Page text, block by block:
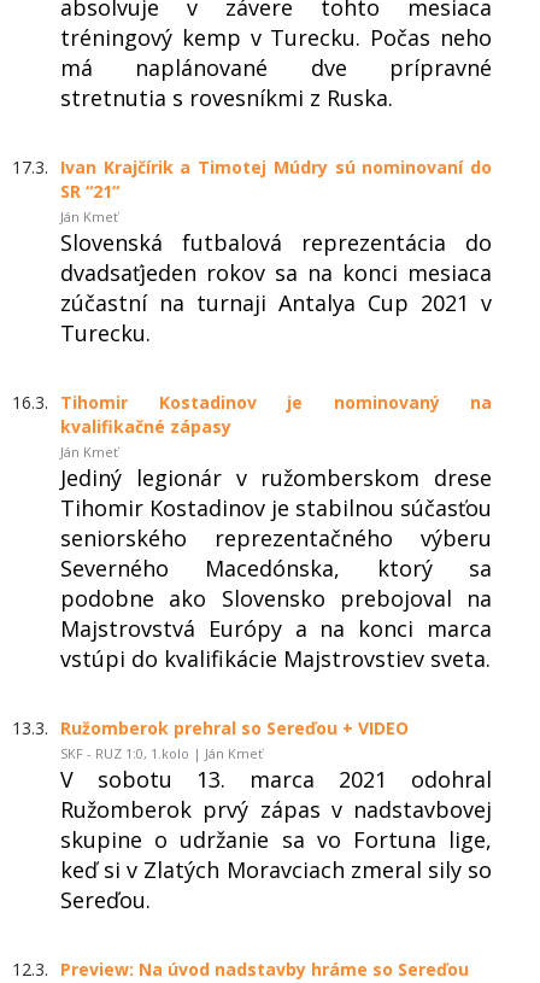
absolvuje v závere tohto mesiaca
tréningový kemp v Turecku. Počas neho
má naplánované dve prípravné
stretnutia s rovesníkmi z Ruska.
17.3.
Ivan Krajčírik a Timotej Múdry sú nominovaní do
SR “21“
Ján Kmeť
Slovenská futbalová reprezentácia do
dvadsaťjeden rokov sa na konci mesiaca
zúčastní na turnaji Antalya Cup 2021 v
Turecku.
16.3.
Tihomir Kostadinov je nominovaný na
kvalifikačné zápasy
Ján Kmeť
Jediný legionár v ružomberskom drese
Tihomir Kostadinov je stabilnou súčasťou
seniorského reprezentačného výberu
Severného Macedónska, ktorý sa
podobne ako Slovensko prebojoval na
Majstrovstvá Európy a na konci marca
vstúpi do kvalifikácie Majstrovstiev sveta.
13.3. Ružomberok prehral so Sereďou + VIDEO
SKF - RUZ 1:0, 1.kolo | Ján Kmeť
V sobotu 13. marca 2021 odohral
Ružomberok prvý zápas v nadstavbovej
skupine o udržanie sa vo Fortuna lige,
keď si v Zlatých Moravciach zmeral sily so
Sereďou.
12.3. Preview: Na úvod nadstavby hráme so Sereďou